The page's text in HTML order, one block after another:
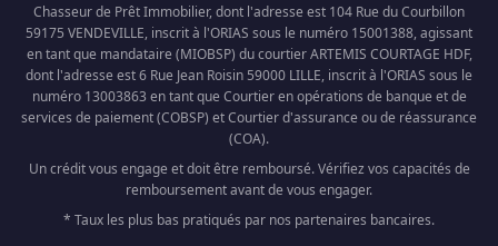
Chasseur de Prêt Immobilier, dont l'adresse est 104 Rue du Courbillon
59175 VENDEVILLE, inscrit à l'ORIAS sous le numéro 15001388, agissant
en tant que mandataire (MIOBSP) du courtier ARTEMIS COURTAGE HDF,
dont l'adresse est 6 Rue Jean Roisin 59000 LILLE, inscrit à l'ORIAS sous le
numéro 13003863 en tant que Courtier en opérations de banque et de
services de paiement (COBSP) et Courtier d'assurance ou de réassurance
(COA).
Un crédit vous engage et doit être remboursé. Vérifiez vos capacités de
remboursement avant de vous engager.
* Taux les plus bas pratiqués par nos partenaires bancaires.